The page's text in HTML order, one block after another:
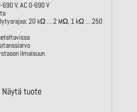
V, AC 0-690 V
20 kΩ … 2 MΩ, 1 kΩ … 250
ilmaisuun
Näytä tuote